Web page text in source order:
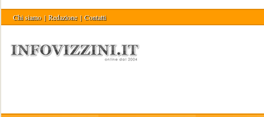
Chi siamo | Redazione | Contatti